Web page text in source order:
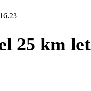
25 km